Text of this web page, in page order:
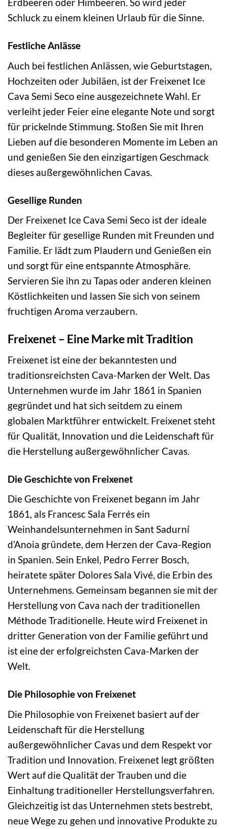
Erdbeeren oder Himbeeren. So wird jeder
Schluck zu einem kleinen Urlaub für die Sinne.
Festliche Anlässe
Auch bei festlichen Anlässen, wie Geburtstagen,
Hochzeiten oder Jubiläen, ist der Freixenet Ice
Cava Semi Seco eine ausgezeichnete Wahl. Er
verleiht jeder Feier eine elegante Note und sorgt
für prickelnde Stimmung. Stoßen Sie mit Ihren
Lieben auf die besonderen Momente im Leben an
und genießen Sie den einzigartigen Geschmack
dieses außergewöhnlichen Cavas.
Gesellige Runden
Der Freixenet Ice Cava Semi Seco ist der ideale
Begleiter für gesellige Runden mit Freunden und
Familie. Er lädt zum Plaudern und Genießen ein
und sorgt für eine entspannte Atmosphäre.
Servieren Sie ihn zu Tapas oder anderen kleinen
Köstlichkeiten und lassen Sie sich von seinem
fruchtigen Aroma verzaubern.
Freixenet – Eine Marke mit Tradition
Freixenet ist eine der bekanntesten und
traditionsreichsten Cava-Marken der Welt. Das
Unternehmen wurde im Jahr 1861 in Spanien
gegründet und hat sich seitdem zu einem
globalen Marktführer entwickelt. Freixenet steht
für Qualität, Innovation und die Leidenschaft für
die Herstellung außergewöhnlicher Cavas.
Die Geschichte von Freixenet
Die Geschichte von Freixenet begann im Jahr
1861, als Francesc Sala Ferrés ein
Weinhandelsunternehmen in Sant Sadurní
d’Anoia gründete, dem Herzen der Cava-Region
in Spanien. Sein Enkel, Pedro Ferrer Bosch,
heiratete später Dolores Sala Vivé, die Erbin des
Unternehmens. Gemeinsam begannen sie mit der
Herstellung von Cava nach der traditionellen
Méthode Traditionelle. Heute wird Freixenet in
dritter Generation von der Familie geführt und
ist eine der erfolgreichsten Cava-Marken der
Welt.
Die Philosophie von Freixenet
Die Philosophie von Freixenet basiert auf der
Leidenschaft für die Herstellung
außergewöhnlicher Cavas und dem Respekt vor
Tradition und Innovation. Freixenet legt größten
Wert auf die Qualität der Trauben und die
Einhaltung traditioneller Herstellungsverfahren.
Gleichzeitig ist das Unternehmen stets bestrebt,
neue Wege zu gehen und innovative Produkte zu